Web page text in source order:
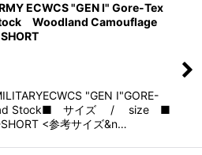
ECWCS "GEN I" Gore-Tex
Woodland Camouflage
"GEN I"GORE-
Stock■ サイズ / size ■
<参考サイズ&n…